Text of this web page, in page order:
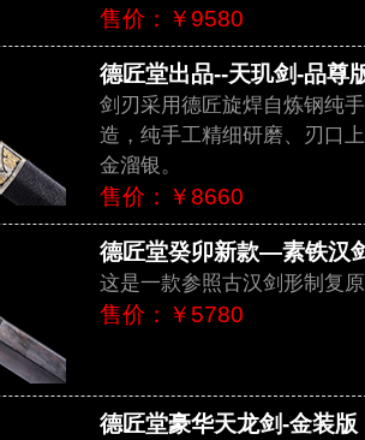
售价：￥9580
德匠堂出品--天玑剑-品尊
剑刃采用德匠旋焊自炼钢纯
造，纯手工精细研磨、刃口
金溜银。
售价：￥8660
德匠堂癸卯新款—素铁汉
这是一款参照古汉剑形制复
售价：￥5780
德匠堂豪华天龙剑-金装